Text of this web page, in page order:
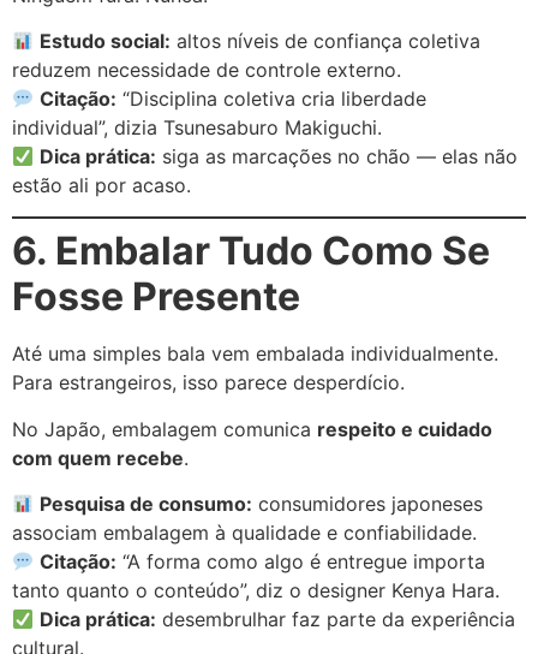
Estudo social: altos níveis de confiança coletiva
reduzem necessidade de controle externo.
Citação: “Disciplina coletiva cria liberdade
individual”, dizia Tsunesaburo Makiguchi.
Dica prática: siga as marcações no chão — elas não
estão ali por acaso.
6. Embalar Tudo Como Se
Fosse Presente
Até uma simples bala vem embalada individualmente.
Para estrangeiros, isso parece desperdício.
No Japão, embalagem comunica respeito e cuidado
com quem recebe.
Pesquisa de consumo: consumidores japoneses
associam embalagem à qualidade e confiabilidade.
Citação: “A forma como algo é entregue importa
tanto quanto o conteúdo”, diz o designer Kenya Hara.
Dica prática: desembrulhar faz parte da experiência
cultural.